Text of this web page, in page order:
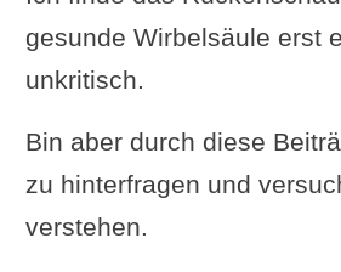
gesunde Wirbelsäule erst
unkritisch.
Bin aber durch diese
zu hinterfragen und
verstehen.